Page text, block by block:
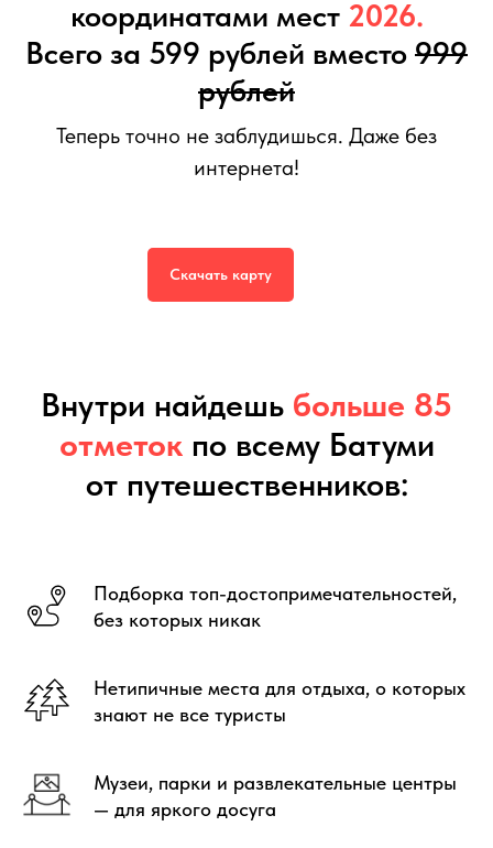
координатами мест 2026.
Всего за 599 рублей вместо 999
рублей
Теперь точно не заблудишься. Даже без
интернета!
Скачать карту
Внутри найдешь больше 85
отметокпо всему Батуми
от путешественников:
Подборка топ-достопримечательностей,
без которых никак
Нетипичные места для отдыха, о которых
знают не все туристы
Музеи, парки и развлекательные центры
— для яркого досуга